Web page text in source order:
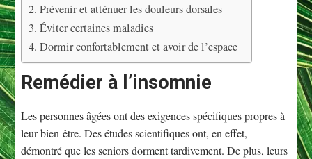
Prévenir et atténuer les douleurs dorsales
Éviter certaines maladies
Dormir confortablement et avoir de l’espace
Remédier à l’insomnie
Les personnes âgées ont des exigences spécifiques propres à
leur bien-être. Des études scientifiques ont, en effet,
démontré que les seniors dorment tardivement. De plus, leurs